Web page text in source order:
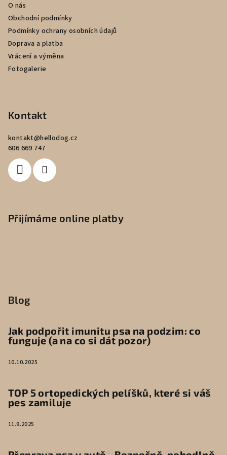
O nás
Obchodní podmínky
Podmínky ochrany osobních údajů
Doprava a platba
Vrácení a výměna
Fotogalerie
Kontakt
kontakt@hellodog.cz
606 669 747
Přijímáme online platby
Blog
Jak podpořit imunitu psa na podzim: co
funguje (a na co si dát pozor)
10.10.2025
TOP 5 ortopedických pelíšků, které si váš
pes zamiluje
11.9.2025